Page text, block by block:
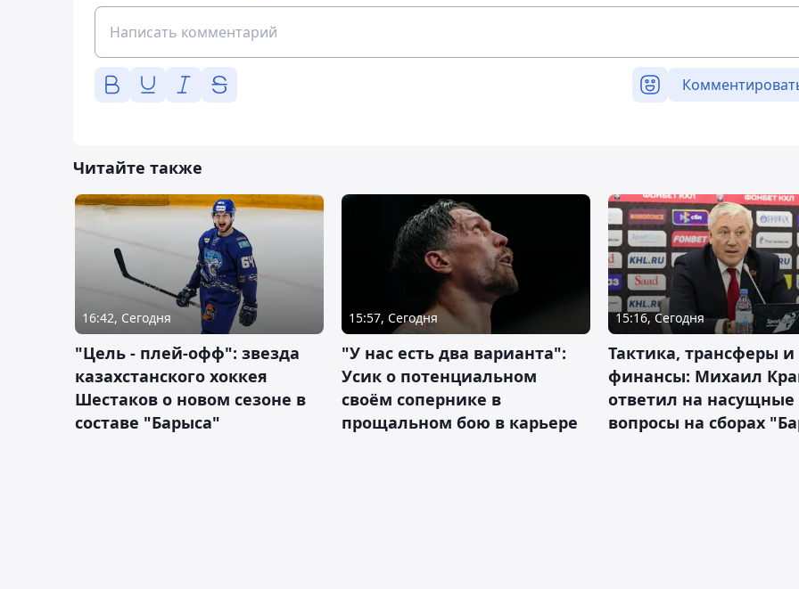
Читайте также
16:42, Сегодня
"Цель - плей-офф": звезда
казахстанского хоккея
Шестаков о новом сезоне в
составе "Барыса"
15:57, Сегодня
"У нас есть два варианта":
Усик о потенциальном
своём сопернике в
прощальном бою в карьере
15:16, Сегодня
Тактика, трансферы и
финансы: Михаил
ответил на насущные
вопросы на сборах